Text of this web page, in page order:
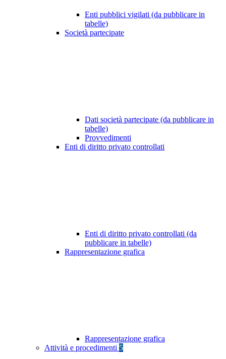
Enti pubblici vigilati (da pubblicare in
tabelle)
Società partecipate
Dati società partecipate (da pubblicare in
tabelle)
Provvedimenti
Enti di diritto privato controllati
Enti di diritto privato controllati (da
pubblicare in tabelle)
Rappresentazione grafica
Rappresentazione grafica
Attività e procedimenti 5